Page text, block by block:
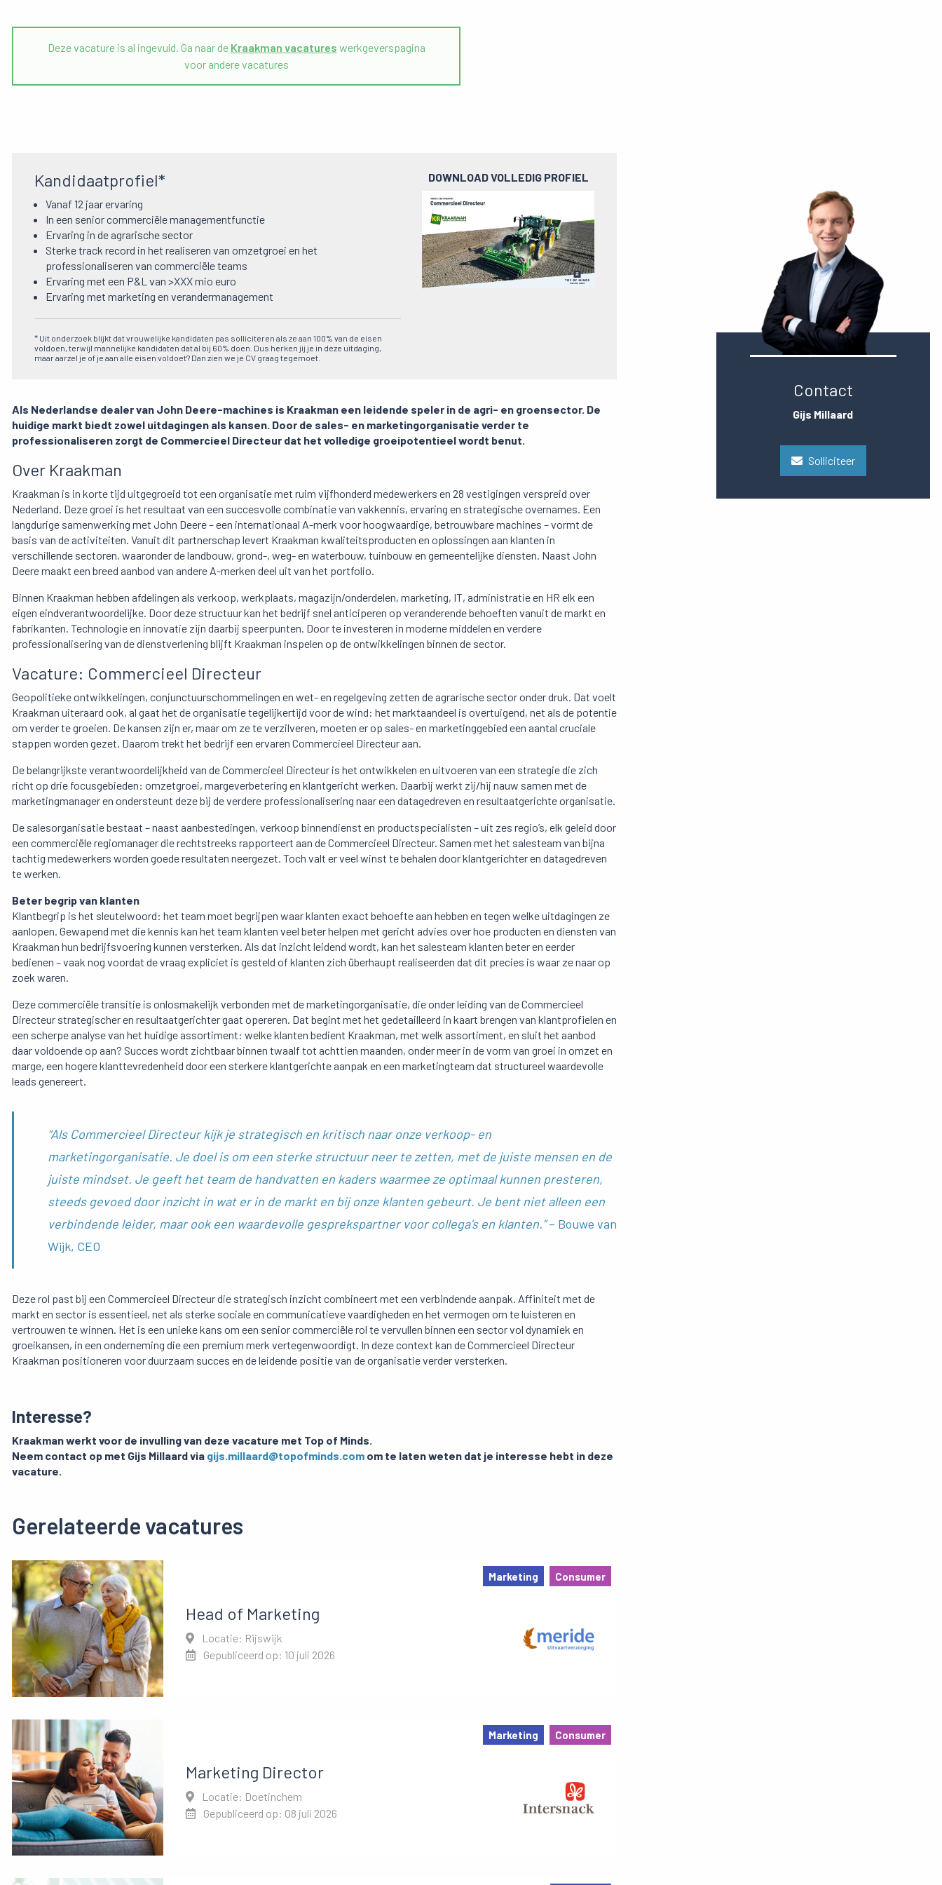
Deze vacature is al ingevuld. Ga naar de Kraakman vacatures werkgeverspagina
voor andere vacatures
Kandidaatprofiel*
Vanaf 12 jaar ervaring
In een senior commerciële managementfunctie
Ervaring in de agrarische sector
Sterke track record in het realiseren van omzetgroei en het
professionaliseren van commerciële teams
Ervaring met een P&L van >XXX mio euro
Ervaring met marketing en verandermanagement
* Uit onderzoek blijkt dat vrouwelijke kandidaten pas solliciteren als ze aan 100% van de eisen
voldoen, terwijl mannelijke kandidaten dat al bij 60% doen. Dus herken jij je in deze uitdaging,
maar aarzel je of je aan alle eisen voldoet? Dan zien we je CV graag tegemoet.
DOWNLOAD VOLLEDIG PROFIEL
Preview
pdf
Als Nederlandse dealer van John Deere-machines is Kraakman een leidende speler in de agri- en groensector. De
huidige markt biedt zowel uitdagingen als kansen. Door de sales- en marketingorganisatie verder te
professionaliseren zorgt de Commercieel Directeur dat het volledige groeipotentieel wordt benut.
Over Kraakman
Kraakman is in korte tijd uitgegroeid tot een organisatie met ruim vijfhonderd medewerkers en 28 vestigingen verspreid over
Nederland. Deze groei is het resultaat van een succesvolle combinatie van vakkennis, ervaring en strategische overnames. Een
langdurige samenwerking met John Deere – een internationaal A-merk voor hoogwaardige, betrouwbare machines – vormt de
basis van de activiteiten. Vanuit dit partnerschap levert Kraakman kwaliteitsproducten en oplossingen aan klanten in
verschillende sectoren, waaronder de landbouw, grond-, weg- en waterbouw, tuinbouw en gemeentelijke diensten. Naast John
Deere maakt een breed aanbod van andere A-merken deel uit van het portfolio.
Binnen Kraakman hebben afdelingen als verkoop, werkplaats, magazijn/onderdelen, marketing, IT, administratie en HR elk een
eigen eindverantwoordelijke. Door deze structuur kan het bedrijf snel anticiperen op veranderende behoeften vanuit de markt en
fabrikanten. Technologie en innovatie zijn daarbij speerpunten. Door te investeren in moderne middelen en verdere
professionalisering van de dienstverlening blijft Kraakman inspelen op de ontwikkelingen binnen de sector.
Vacature: Commercieel Directeur
Geopolitieke ontwikkelingen, conjunctuurschommelingen en wet- en regelgeving zetten de agrarische sector onder druk. Dat voelt
Kraakman uiteraard ook, al gaat het de organisatie tegelijkertijd voor de wind: het marktaandeel is overtuigend, net als de potentie
om verder te groeien. De kansen zijn er, maar om ze te verzilveren, moeten er op sales- en marketinggebied een aantal cruciale
stappen worden gezet. Daarom trekt het bedrijf een ervaren Commercieel Directeur aan.
De belangrijkste verantwoordelijkheid van de Commercieel Directeur is het ontwikkelen en uitvoeren van een strategie die zich
richt op drie focusgebieden: omzetgroei, margeverbetering en klantgericht werken. Daarbij werkt zij/hij nauw samen met de
marketingmanager en ondersteunt deze bij de verdere professionalisering naar een datagedreven en resultaatgerichte organisatie.
De salesorganisatie bestaat – naast aanbestedingen, verkoop binnendienst en productspecialisten – uit zes regio’s, elk geleid door
een commerciële regiomanager die rechtstreeks rapporteert aan de Commercieel Directeur. Samen met het salesteam van bijna
tachtig medewerkers worden goede resultaten neergezet. Toch valt er veel winst te behalen door klantgerichter en datagedreven
te werken.
Beter begrip van klanten
Klantbegrip is het sleutelwoord: het team moet begrijpen waar klanten exact behoefte aan hebben en tegen welke uitdagingen ze
aanlopen. Gewapend met die kennis kan het team klanten veel beter helpen met gericht advies over hoe producten en diensten van
Kraakman hun bedrijfsvoering kunnen versterken. Als dat inzicht leidend wordt, kan het salesteam klanten beter en eerder
bedienen – vaak nog voordat de vraag expliciet is gesteld of klanten zich überhaupt realiseerden dat dit precies is waar ze naar op
zoek waren.
Deze commerciële transitie is onlosmakelijk verbonden met de marketingorganisatie, die onder leiding van de Commercieel
Directeur strategischer en resultaatgerichter gaat opereren. Dat begint met het gedetailleerd in kaart brengen van klantprofielen en
een scherpe analyse van het huidige assortiment: welke klanten bedient Kraakman, met welk assortiment, en sluit het aanbod
daar voldoende op aan? Succes wordt zichtbaar binnen twaalf tot achttien maanden, onder meer in de vorm van groei in omzet en
marge, een hogere klanttevredenheid door een sterkere klantgerichte aanpak en een marketingteam dat structureel waardevolle
leads genereert.
“Als Commercieel Directeur kijk je strategisch en kritisch naar onze verkoop- en
marketingorganisatie. Je doel is om een sterke structuur neer te zetten, met de juiste mensen en de
juiste mindset. Je geeft het team de handvatten en kaders waarmee ze optimaal kunnen presteren,
steeds gevoed door inzicht in wat er in de markt en bij onze klanten gebeurt. Je bent niet alleen een
verbindende leider, maar ook een waardevolle gesprekspartner voor collega’s en klanten.”– Bouwe van
Wijk, CEO
Deze rol past bij een Commercieel Directeur die strategisch inzicht combineert met een verbindende aanpak. Affiniteit met de
markt en sector is essentieel, net als sterke sociale en communicatieve vaardigheden en het vermogen om te luisteren en
vertrouwen te winnen. Het is een unieke kans om een senior commerciële rol te vervullen binnen een sector vol dynamiek en
groeikansen, in een onderneming die een premium merk vertegenwoordigt. In deze context kan de Commercieel Directeur
Kraakman positioneren voor duurzaam succes en de leidende positie van de organisatie verder versterken.
Interesse?
Kraakman werkt voor de invulling van deze vacature met Top of Minds.
Neem contact op met Gijs Millaard via gijs.millaard@topofminds.com om te laten weten dat je interesse hebt in deze
vacature.
Gerelateerde vacatures
Marketing Consumer
Head of Marketing
Locatie: Rijswijk
Gepubliceerd op: 10 juli 2026
Marketing Consumer
Marketing Director
Locatie: Doetinchem
Gepubliceerd op: 08 juli 2026
Contact
Gijs Millaard
Solliciteer